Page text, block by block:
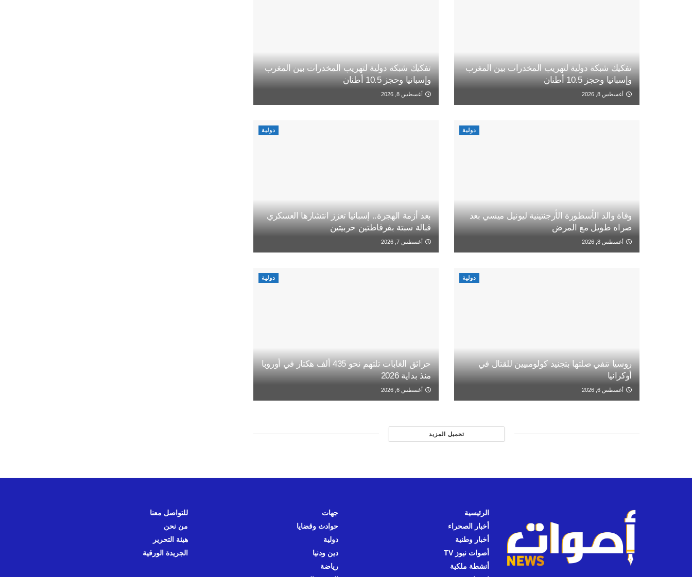
تفكيك شبكة دولية لتهريب المخدرات بين المغرب
وإسبانيا وحجز 10.5 أطنان
أغسطس 8, 2026
تفكيك شبكة دولية لتهريب المخدرات بين المغرب
وإسبانيا وحجز 10.5 أطنان
أغسطس 8, 2026
دولية
وفاة والد الأسطورة الأرجنتينية ليونيل ميسي بعد
صراه طويل مع المرض
أغسطس 8, 2026
دولية
بعد أزمة الهجرة.. إسبانيا تعزز انتشارها العسكري
قبالة سبتة بفرقاطتين حربيتين
أغسطس 7, 2026
دولية
روسيا تنفي صلتها بتجنيد كولومبيين للقتال في
أوكرانيا
أغسطس 6, 2026
دولية
حرائق الغابات تلتهم نحو 435 ألف هكتار في أوروبا
منذ بداية 2026
أغسطس 6, 2026
تحميل المزيد
الرئيسية
أخبار الصحراء
أخبار وطنية
أصوات نيوز TV
أنشطة ملكية
جهات
حوادث وقضايا
دولية
دين ودنيا
رياضة
للتواصل معنا
من نحن
هيئة التحرير
الجريدة الورقية